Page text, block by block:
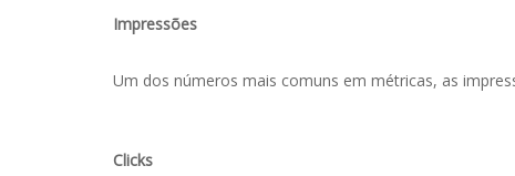
Impressões
Um dos números mais comuns em métricas, as
Clicks